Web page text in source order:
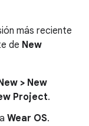
más reciente
de New
> New
Project.
Wear OS.